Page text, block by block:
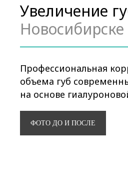
Увеличение
Новосибирске
Профессиональная
объема губ
на основе
ФОТО ДО И ПОСЛЕ